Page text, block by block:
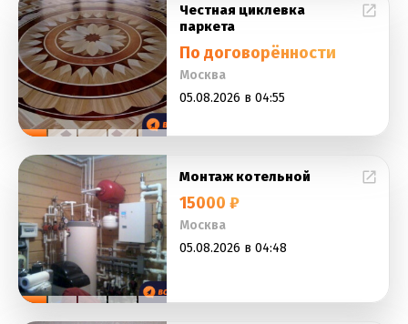
Честная циклевка
паркета
По договорённости
Москва
05.08.2026 в 04:55
Монтаж котельной
15000 ₽
Москва
05.08.2026 в 04:48